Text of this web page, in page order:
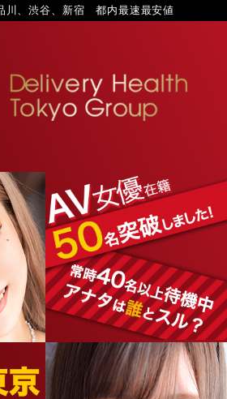
、渋谷、新宿 都内最速最安値